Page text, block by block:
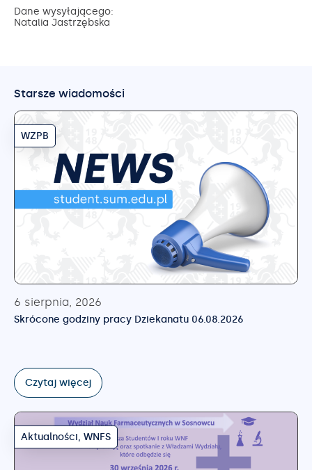
Dane wysyłającego:
Natalia Jastrzębska
Starsze wiadomości
WZPB
6 sierpnia, 2026
Skrócone godziny pracy Dziekanatu 06.08.2026
Czytaj więcej
Aktualności, WNFS